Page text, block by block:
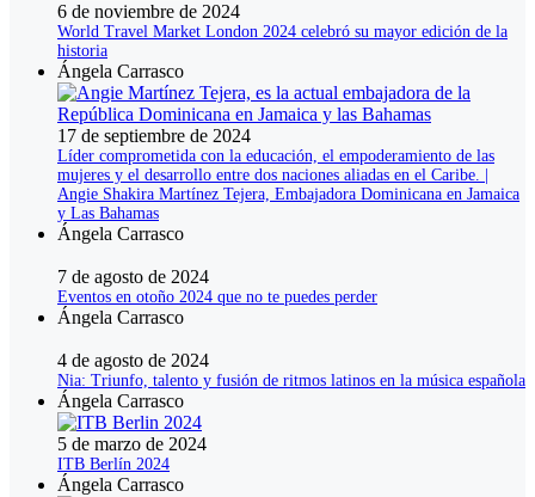
6 de noviembre de 2024
World Travel Market London 2024 celebró su mayor edición de la
historia
Ángela Carrasco
17 de septiembre de 2024
Líder comprometida con la educación, el empoderamiento de las
mujeres y el desarrollo entre dos naciones aliadas en el Caribe. |
Angie Shakira Martínez Tejera, Embajadora Dominicana en Jamaica
y Las Bahamas
Ángela Carrasco
7 de agosto de 2024
Eventos en otoño 2024 que no te puedes perder
Ángela Carrasco
4 de agosto de 2024
Nia: Triunfo, talento y fusión de ritmos latinos en la música española
Ángela Carrasco
5 de marzo de 2024
ITB Berlín 2024
Ángela Carrasco